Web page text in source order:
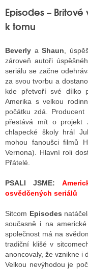
Episodes –
k tomu
Beverly a Shaun ,
zároveň autoři
seriálu se začne
za svou tvorbu a
kde přetvoří své dílko
Amerika s velkou
počátku zdá.
přestává mít o projekt
chlapecké školy hrál
mohou fanoušci filmů
Vernona). Hlavní roli
Přátelé.
PSALI JSME:
osvědčených seriálů
Sitcom Episodes
současně i na
společnost má na
tradiční klišé v
anoncovaly, že vznikne i
Velkou nevýhodou je